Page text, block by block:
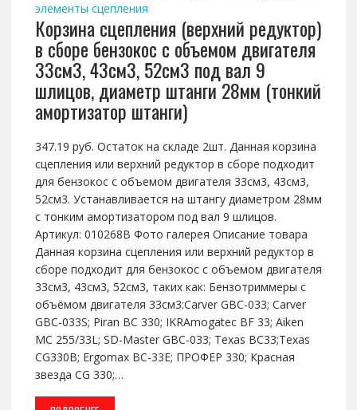
элементы сцепления
Корзина сцепления (верхний редуктор)
в сборе бензокос с объемом двигателя
33см3, 43см3, 52см3 под вал 9
шлицов, диаметр штанги 28мм (тонкий
амортизатор штанги)
347.19 руб. Остаток на складе 2шт. Данная корзина
сцепления или верхний редуктор в сборе подходит
для бензокос с объемом двигателя 33см3, 43см3,
52см3. Устанавливается на штангу диаметром 28мм
с тонким амортизатором под вал 9 шлицов.
Артикул: 010268B Фото галерея Описание товара
Данная корзина сцепления или верхний редуктор в
сборе подходит для бензокос с объемом двигателя
33см3, 43см3, 52см3, таких как: Бензотриммеры с
объёмом двигателя 33см3:Carver GBC-033; Carver
GBC-033S; Piran BC 330; IKRAmogatec BF 33; Aiken
MC 255/33L; SD-Master GBC-033; Texas BC33;Texas
CG330B; Ergomax BC-33E; ПРОФЕР 330; Красная
звезда CG 330;…